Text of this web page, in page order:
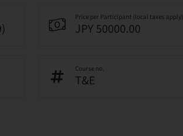
Price per Participant (local taxes apply)
JPY 50000.00
Course no.
T&E